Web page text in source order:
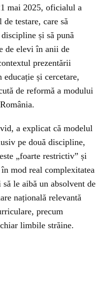
mai 2025, oficialul a
testare, care să
și să pună
de elevi în anii de
prezentării
și cercetare,
de reformă a modului
a explicat că modelul
pe două discipline,
„foarte restrictiv” și
mod real complexitatea
le aibă un absolvent de
națională relevantă
precum
limbile străine.